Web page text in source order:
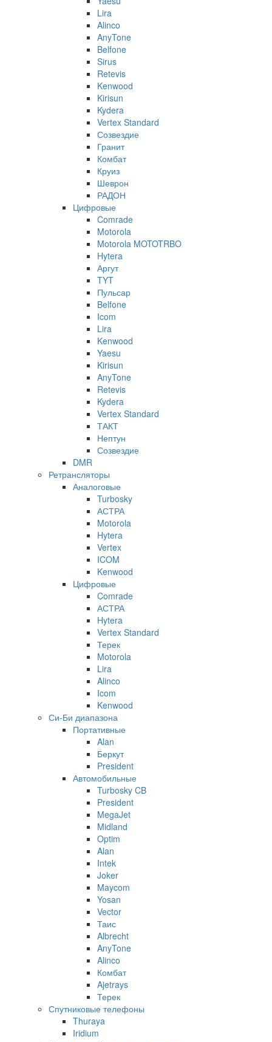
Lira
Alinco
AnyTone
Belfone
Sirus
Retevis
Kenwood
Kirisun
Kydera
Vertex Standard
Созвездие
Гранит
Комбат
Круиз
Шеврон
РАДОН
Цифровые
Comrade
Motorola
Motorola MOTOTRBO
Hytera
Аргут
TYT
Пульсар
Belfone
Icom
Lira
Kenwood
Yaesu
Kirisun
AnyTone
Retevis
Kydera
Vertex Standard
ТАКТ
Нептун
Созвездие
DMR
Ретрансляторы
Аналоговые
Turbosky
АСТРА
Motorola
Hytera
Vertex
ICOM
Kenwood
Цифровые
Comrade
АСТРА
Hytera
Vertex Standard
Терек
Motorola
Lira
Alinco
Icom
Kenwood
Си-Би диапазона
Портативные
Alan
Беркут
President
Автомобильные
Turbosky CB
President
MegaJet
Midland
Optim
Alan
Intek
Joker
Maycom
Yosan
Vector
Таис
Albrecht
AnyTone
Alinco
Комбат
Ajetrays
Терек
Спутниковые телефоны
Thuraya
Iridium